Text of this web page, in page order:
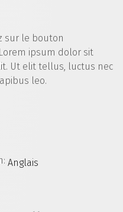
sur le bouton
ipsum dolor sit
Ut elit tellus, luctus nec
leo.
Anglais